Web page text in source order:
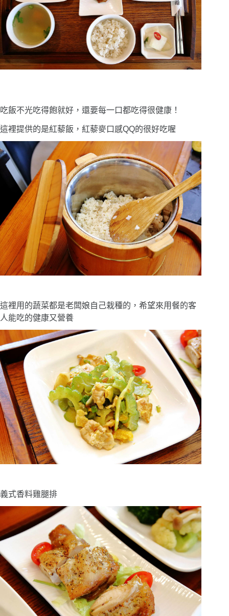
吃飯不光吃得飽就好，還要每一口都吃得很健康！
這裡提供的是紅藜飯，紅藜麥口感QQ的很好吃喔
這裡用的蔬菜都是老闆娘自己栽種的，希望來用餐的客
人能吃的健康又營養
義式香料雞腿排